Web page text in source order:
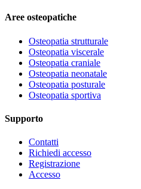
Aree osteopatiche
Osteopatia strutturale
Osteopatia viscerale
Osteopatia craniale
Osteopatia neonatale
Osteopatia posturale
Osteopatia sportiva
Supporto
Contatti
Richiedi accesso
Registrazione
Accesso